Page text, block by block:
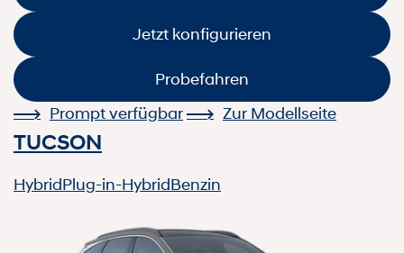
Jetzt konfigurieren
Probefahren
Prompt verfügbar
Zur Modellseite
TUCSON
HybridPlug-in-HybridBenzin